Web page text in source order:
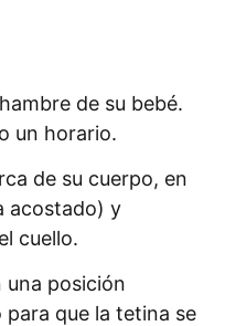
de su bebé.
un horario.
de su cuerpo, en
acostado) y
cuello.
una posición
que la tetina se